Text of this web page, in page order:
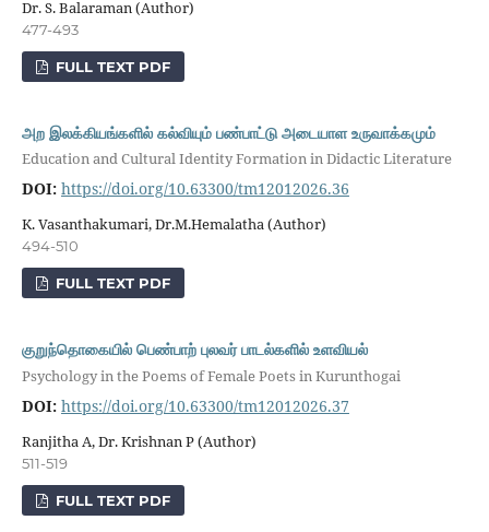
Dr. S. Balaraman (Author)
477-493
FULL TEXT PDF
அற இலக்கியங்களில் கல்வியும் பண்பாட்டு அடையாள உருவாக்கமும்
Education and Cultural Identity Formation in Didactic Literature
DOI: https://doi.org/10.63300/tm12012026.36
K. Vasanthakumari, Dr.M.Hemalatha (Author)
494-510
FULL TEXT PDF
குறுந்தொகையில் பெண்பாற் புலவர் பாடல்களில் உளவியல்
Psychology in the Poems of Female Poets in Kurunthogai
DOI: https://doi.org/10.63300/tm12012026.37
Ranjitha A, Dr. Krishnan P (Author)
511-519
FULL TEXT PDF